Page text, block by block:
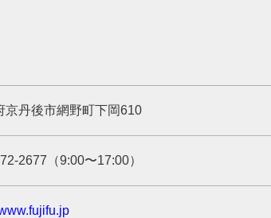
京丹後市網野町下岡610
2677（9:00〜17:00）